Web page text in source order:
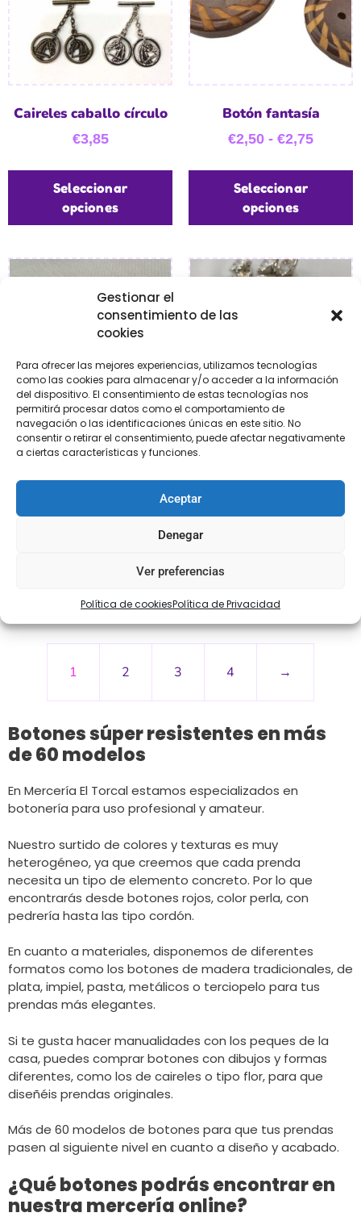
Gestionar el
consentimiento de las
cookies
Para ofrecer las mejores experiencias, utilizamos tecnologías
como las cookies para almacenar y/o acceder a la información
del dispositivo. El consentimiento de estas tecnologías nos
permitirá procesar datos como el comportamiento de
navegación o las identificaciones únicas en este sitio. No
consentir o retirar el consentimiento, puede afectar negativamente
a ciertas características y funciones.
Aceptar
Denegar
Ver preferencias
Política de cookiesPolítica de Privacidad
Caireles caballo círculo
€3,85
Seleccionar
opciones
Botón fantasía
€2,50 - €2,75
Seleccionar
opciones
Botón strass Botón stras
1 2 3 4 →
Botones súper resistentes en más
de 60 modelos
En Mercería El Torcal estamos especializados en
botonería para uso profesional y amateur.
Nuestro surtido de colores y texturas es muy
heterogéneo, ya que creemos que cada prenda
necesita un tipo de elemento concreto. Por lo que
encontrarás desde botones rojos, color perla, con
pedrería hasta las tipo cordón.
En cuanto a materiales, disponemos de diferentes
formatos como los botones de madera tradicionales, de
plata, impiel, pasta, metálicos o terciopelo para tus
prendas más elegantes.
Si te gusta hacer manualidades con los peques de la
casa, puedes comprar botones con dibujos y formas
diferentes, como los de caireles o tipo flor, para que
diseñéis prendas originales.
Más de 60 modelos de botones para que tus prendas
pasen al siguiente nivel en cuanto a diseño y acabado.
¿Qué botones podrás encontrar en
nuestra mercería online?